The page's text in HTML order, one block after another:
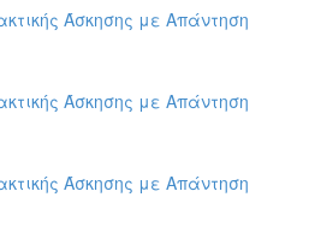
Άσκησης με Απάντηση
Άσκησης με Απάντηση
Άσκησης με Απάντηση